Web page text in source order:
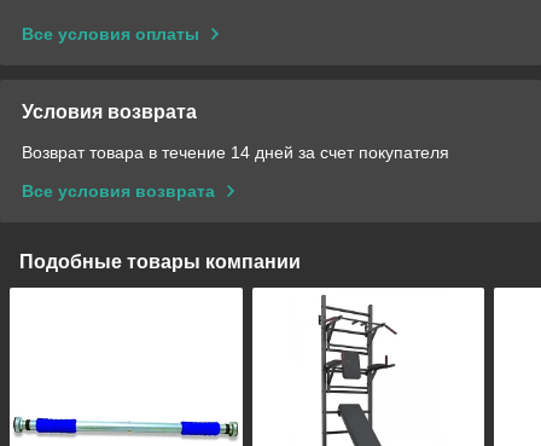
Все условия оплаты
Условия возврата
Возврат товара в течение 14 дней за счет покупателя
Все условия возврата
Подобные товары компании